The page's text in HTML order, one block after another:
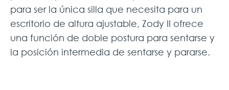
para ser la única silla que necesita para un
escritorio de altura ajustable, Zody II ofrece
una función de doble postura para sentarse y
la posición intermedia de sentarse y pararse.